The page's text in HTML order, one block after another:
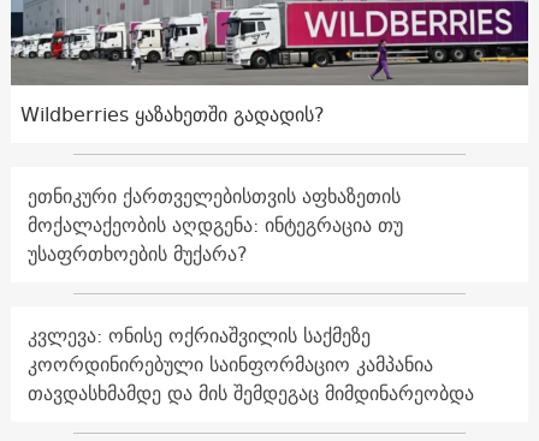
Wildberries ყაზახეთში გადადის?
ეთნიკური ქართველებისთვის აფხაზეთის
მოქალაქეობის აღდგენა: ინტეგრაცია თუ
უსაფრთხოების მუქარა?
კვლევა: ონისე ოქრიაშვილის საქმეზე
კოორდინირებული საინფორმაციო კამპანია
თავდასხმამდე და მის შემდეგაც მიმდინარეობდა